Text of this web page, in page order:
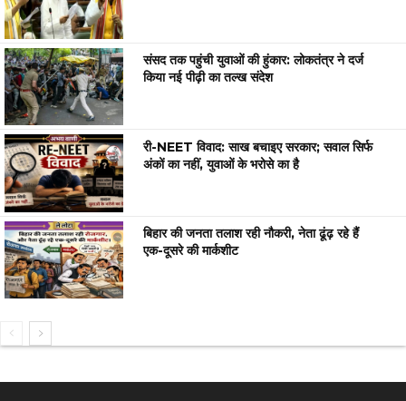
संसद तक पहुंची युवाओं की हुंकार: लोकतंत्र ने दर्ज
किया नई पीढ़ी का तल्ख संदेश
री-NEET विवाद: साख बचाइए सरकार; सवाल सिर्फ
अंकों का नहीं, युवाओं के भरोसे का है
बिहार की जनता तलाश रही नौकरी, नेता ढूंढ़ रहे हैं
एक-दूसरे की मार्कशीट